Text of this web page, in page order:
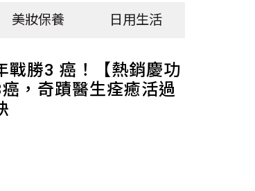
美妝保養 日用生活
戰勝3 癌！【熱銷慶功
，奇蹟醫生痊癒活過